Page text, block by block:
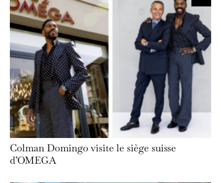
Colman Domingo visite le siège suisse
d’OMEGA